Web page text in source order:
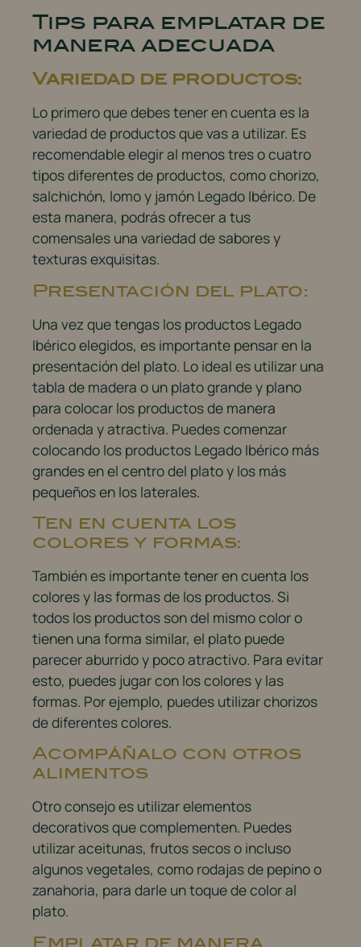
Tips para emplatar de
manera adecuada
Variedad de productos:
Lo primero que debes tener en cuenta es la
variedad de productos que vas a utilizar. Es
recomendable elegir al menos tres o cuatro
tipos diferentes de productos, como chorizo,
salchichón, lomo y jamón Legado Ibérico. De
esta manera, podrás ofrecer a tus
comensales una variedad de sabores y
texturas exquisitas.
Presentación del plato:
Una vez que tengas los productos Legado
Ibérico elegidos, es importante pensar en la
presentación del plato. Lo ideal es utilizar una
tabla de madera o un plato grande y plano
para colocar los productos de manera
ordenada y atractiva. Puedes comenzar
colocando los productos Legado Ibérico más
grandes en el centro del plato y los más
pequeños en los laterales.
Ten en cuenta los
colores y formas:
También es importante tener en cuenta los
colores y las formas de los productos. Si
todos los productos son del mismo color o
tienen una forma similar, el plato puede
parecer aburrido y poco atractivo. Para evitar
esto, puedes jugar con los colores y las
formas. Por ejemplo, puedes utilizar chorizos
de diferentes colores.
Acompáñalo con otros
alimentos
Otro consejo es utilizar elementos
decorativos que complementen. Puedes
utilizar aceitunas, frutos secos o incluso
algunos vegetales, como rodajas de pepino o
zanahoria, para darle un toque de color al
plato.
Emplatar de manera